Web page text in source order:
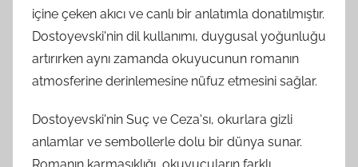
içine çeken akıcı ve canlı bir anlatımla donatılmıştır.
Dostoyevski'nin dil kullanımı, duygusal yoğunluğu
artırırken aynı zamanda okuyucunun romanın
atmosferine derinlemesine nüfuz etmesini sağlar.
Dostoyevski'nin Suç ve Ceza'sı, okurlara gizli
anlamlar ve sembollerle dolu bir dünya sunar.